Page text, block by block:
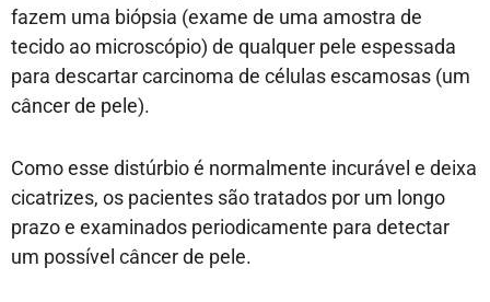
fazem uma biópsia (exame de uma amostra de
tecido ao microscópio) de qualquer pele espessada
para descartar carcinoma de células escamosas (um
câncer de pele).
Como esse distúrbio é normalmente incurável e deixa
cicatrizes, os pacientes são tratados por um longo
prazo e examinados periodicamente para detectar
um possível câncer de pele.